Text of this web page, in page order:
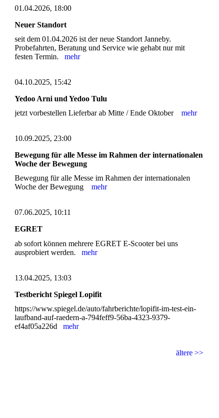
01.04.2026, 18:00
Neuer Standort
seit dem 01.04.2026 ist der neue Standort Janneby.
Probefahrten, Beratung und Service wie gehabt nur mit
festen Termin. mehr
04.10.2025, 15:42
Yedoo Arni und Yedoo Tulu
jetzt vorbestellen Lieferbar ab Mitte / Ende Oktober mehr
10.09.2025, 23:00
Bewegung für alle Messe im Rahmen der internationalen
Woche der Bewegung
Bewegung für alle Messe im Rahmen der internationalen
Woche der Bewegung mehr
07.06.2025, 10:11
EGRET
ab sofort können mehrere EGRET E-Scooter bei uns
ausprobiert werden. mehr
13.04.2025, 13:03
Testbericht Spiegel Lopifit
https://www.spiegel.de/auto/fahrberichte/lopifit-im-test-ein-
laufband-auf-raedern-a-794feff9-56ba-4323-9379-
ef4af05a226d mehr
ältere >>